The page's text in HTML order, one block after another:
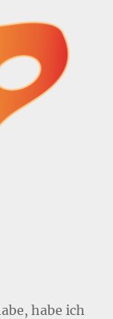
habe ich